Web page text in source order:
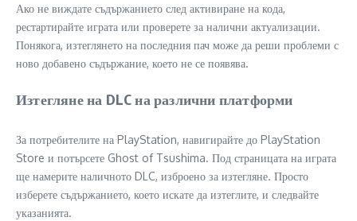
Ако не виждате съдържанието след активиране на кода,
рестартирайте играта или проверете за налични актуализации.
Понякога, изтеглянето на последния пач може да реши проблеми с
ново добавено съдържание, което не се появява.
Изтегляне на DLC на различни платформи
За потребителите на PlayStation, навигирайте до PlayStation
Store и потърсете Ghost of Tsushima. Под страницата на играта
ще намерите наличното DLC, изброено за изтегляне. Просто
изберете съдържанието, което искате да изтеглите, и следвайте
указанията.